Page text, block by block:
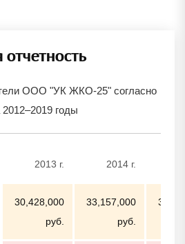
отчетность
ООО "УК ЖКО-25" согласно
годы
2013 г. 2014 г.
30,428,000
руб.
33,157,000
руб.